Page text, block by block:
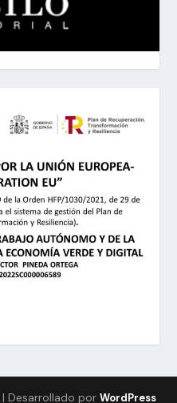
| Desarrollado por WordPress